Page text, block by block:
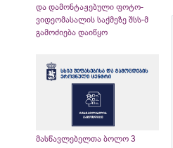
და დამონტაჟებული ფოტო-
ვიდეომასალის საქმეზე შსს-მ
გამოძიება დაიწყო
მასწავლებელთა ბოლო 3